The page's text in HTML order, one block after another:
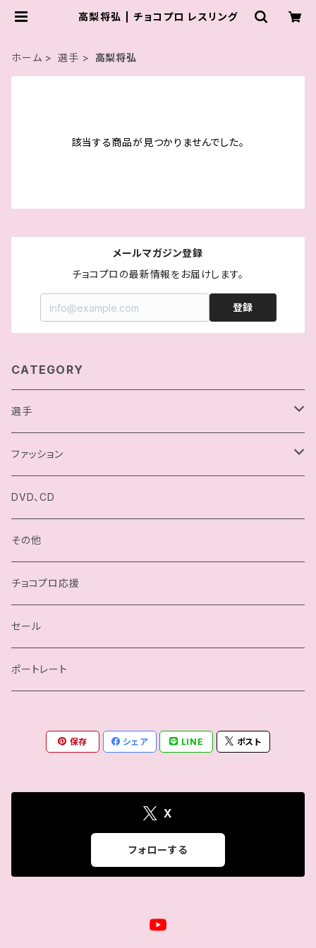
高梨将弘 | チョコプロ レスリング
ホーム 選手 高梨将弘
該当する商品が見つかりませんでした。
メールマガジン登録
チョコプロの最新情報をお届けします。
登録
CATEGORY
選手
駿河メイ
小石川チエ
桐原季子
四ツ葉ミヤ
沙也加
瀬戸ノノカ
谷綿ヒヨリ
帯広さやか
ファッション
チョコプロ／ChocoPro
高梨将弘／Masahiro Takanashi
我闘雲舞／Gatoh Move
DVD、CD
その他
チョコプロ応援
セール
ポートレート
保存 シェア LINE ポスト
X
フォローする